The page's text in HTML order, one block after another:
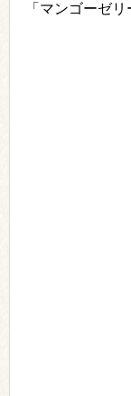
「マンゴーゼリ